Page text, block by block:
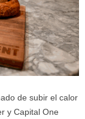
de subir el calor
y Capital One